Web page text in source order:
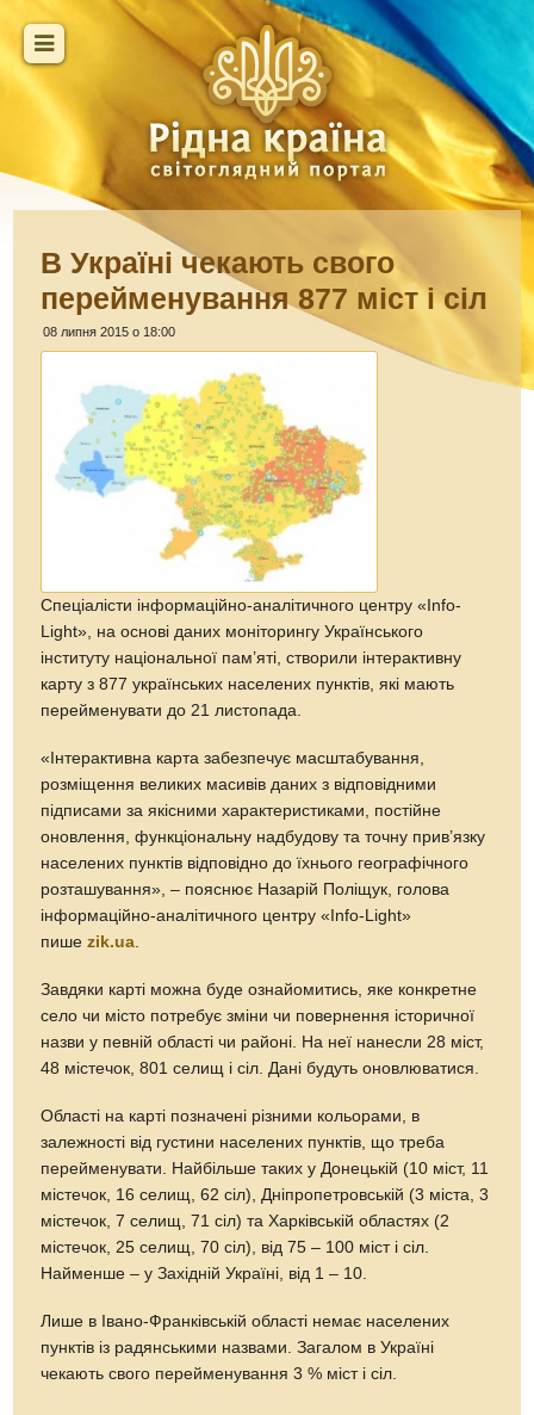
В Україні чекають свого
перейменування 877 міст і сіл
08 липня 2015 о 18:00
Спеціалісти інформаційно-аналітичного центру «Info-
Light», на основі даних моніторингу Українського
інституту національної пам’яті, створили інтерактивну
карту з 877 українських населених пунктів, які мають
перейменувати до 21 листопада.
«Інтерактивна карта забезпечує масштабування,
розміщення великих масивів даних з відповідними
підписами за якісними характеристиками, постійне
оновлення, функціональну надбудову та точну прив’язку
населених пунктів відповідно до їхнього географічного
розташування», – пояснює Назарій Поліщук, голова
інформаційно-аналітичного центру «Info-Light»
пишеzik.ua
Завдяки карті можна буде ознайомитись, яке конкретне
село чи місто потребує зміни чи повернення історичної
назви у певній області чи районі. На неї нанесли 28 міст,
48 містечок, 801 селищ і сіл. Дані будуть оновлюватися.
Області на карті позначені різними кольорами, в
залежності від густини населених пунктів, що треба
перейменувати. Найбільше таких у Донецькій (10 міст, 11
містечок, 16 селищ, 62 сіл), Дніпропетровській (3 міста, 3
містечок, 7 селищ, 71 сіл) та Харківській областях (2
містечок, 25 селищ, 70 сіл), від 75 – 100 міст і сіл.
Найменше – у Західній Україні, від 1 – 10.
Лише в Івано-Франківській області немає населених
пунктів із радянськими назвами. Загалом в Україні
чекають свого перейменування 3 % міст і сіл.